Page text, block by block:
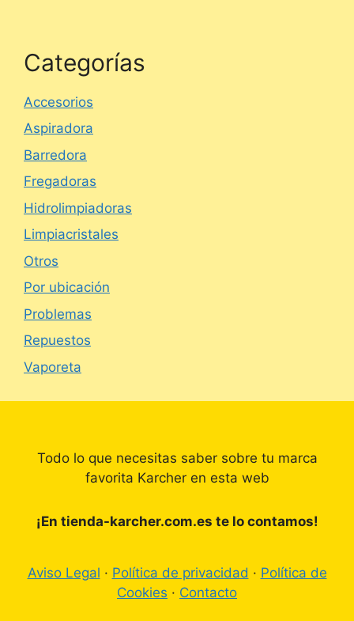
Categorías
Accesorios
Aspiradora
Barredora
Fregadoras
Hidrolimpiadoras
Limpiacristales
Otros
Por ubicación
Problemas
Repuestos
Vaporeta
Todo lo que necesitas saber sobre tu marca
favorita Karcher en esta web
¡En tienda-karcher.com.es te lo contamos!
Aviso Legal · Política de privacidad · Política de
Cookies · Contacto